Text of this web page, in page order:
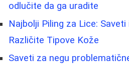
odlučite da ga uradite
Najbolji Piling za Lice:
Različite Tipove Kože
Saveti za negu